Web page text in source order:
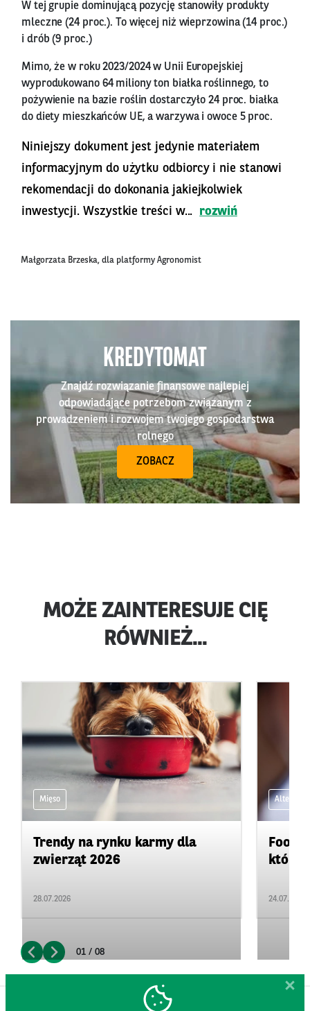
W tej grupie dominującą pozycję stanowiły produkty
mleczne (24 proc.). To więcej niż wieprzowina (14 proc.)
i drób (9 proc.)
Mimo, że w roku 2023/2024 w Unii Europejskiej
wyprodukowano 64 miliony ton białka roślinnego, to
pożywienie na bazie roślin dostarczyło 24 proc. białka
do diety mieszkańców UE, a warzywa i owoce 5 proc.
Niniejszy dokument jest jedynie materiałem
informacyjnym do użytku odbiorcy i nie stanowi
rekomendacji do dokonania jakiejkolwiek
inwestycji. Wszystkie treści w...
rozwiń
Małgorzata Brzeska, dla platformy Agronomist
KREDYTOMAT
Znajdź rozwiązanie finansowe najlepiej
odpowiadające potrzebom związanym z
prowadzeniem i rozwojem twojego gospodarstwa
rolnego
ZOBACZ
MOŻE ZAINTERESUJE CIĘ
RÓWNIEŻ...
Mięso
Trendy na rynku karmy dla
zwierząt 2026
28.07.2026
Food
które
24.07.2026
01 / 08